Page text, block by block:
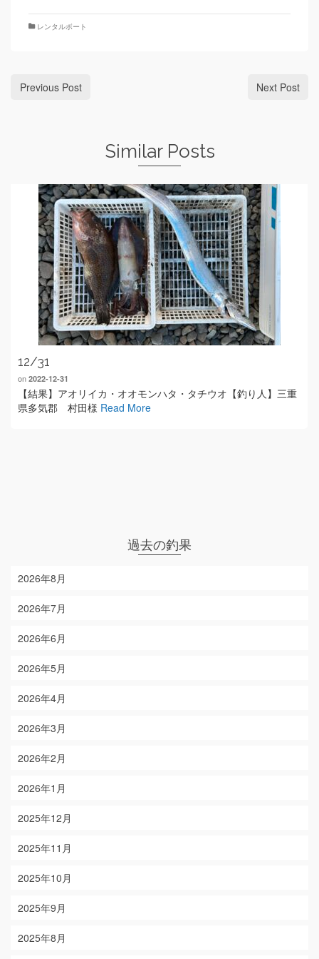
レンタルボート
Previous Post Next Post
Similar Posts
12/31
on 2022-12-31
【結果】アオリイカ・オオモンハタ・タチウオ【釣り人】三重
県多気郡 村田様 Read More
過去の釣果
2026年8月
2026年7月
2026年6月
2026年5月
2026年4月
2026年3月
2026年2月
2026年1月
2025年12月
2025年11月
2025年10月
2025年9月
2025年8月